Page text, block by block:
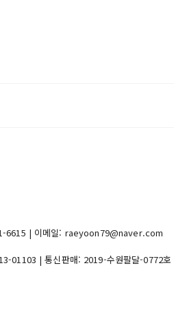
6615 | 이메일: raeyoon79@naver.com
01103 | 통신판매: 2019-수원팔달-0772호